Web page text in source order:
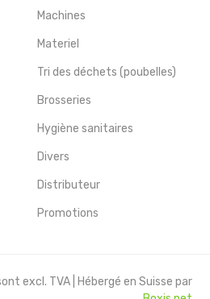
Machines
Materiel
Tri des déchets (poubelles)
Brosseries
Hygiène sanitaires
Divers
Distributeur
Promotions
excl. TVA | Hébergé en Suisse par